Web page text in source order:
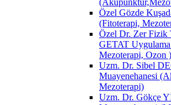
Özel Gözde
(Fitoterapi,
Özel Dr. Zer Fizik
GETAT
Mezoterapi, Ozon )
Uzm. Dr. Sibel
Muayenehanesi
Mezoterapi)
Uzm. Dr. Gökçe